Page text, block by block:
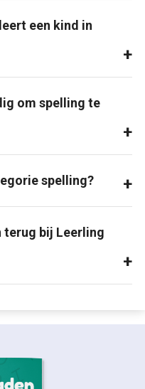
een kind in
om spelling te
spelling?
terug bij Leerling